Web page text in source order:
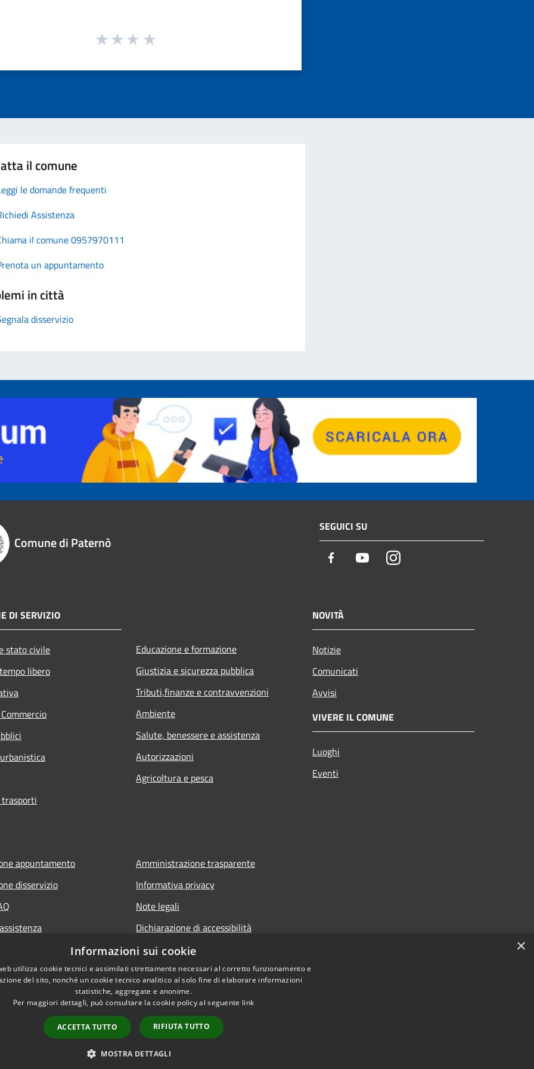
il comune
le domande frequenti
Assistenza
il comune 0957970111
un appuntamento
in città
disservizio
Comune di Paternò
SEGUICI SU
Facebook YoutubeInstagram
DI SERVIZIO
stato civile
libero
Educazione e formazione
Giustizia e sicurezza pubblica
Tributi,finanze e contravvenzioni
Ambiente
Salute, benessere e assistenza
Autorizzazioni
Agricoltura e pesca
NOVITÀ
Notizie
Comunicati
Avvisi
VIVERE IL COMUNE
Luoghi
Eventi
appuntamento
disservizio
Amministrazione trasparente
Informativa privacy
Note legali
Dichiarazione di accessibilità
Copyright © 2026 • Comune di Paternò • Powered by
×
Informazioni sui cookie
utilizza cookie tecnici e assimilati strettamente necessari al corretto funzionamento e
del sito, nonché un cookie tecnico analitico al solo fine di elaborare informazioni
statistiche, aggregate e anonime.
Per maggiori dettagli, può consultare la cookie policy al seguente link
ACCETTA TUTTO RIFIUTA TUTTO
MOSTRA DETTAGLI